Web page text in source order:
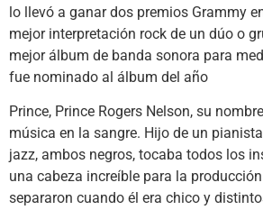
lo llevó a ganar dos premios Grammy
mejor interpretación rock de un dúo o
mejor álbum de banda sonora para
fue nominado al álbum del año
Prince, Prince Rogers Nelson, su
música en la sangre. Hijo de un
jazz, ambos negros, tocaba todos los
una cabeza increíble para la
separaron cuando él era chico y